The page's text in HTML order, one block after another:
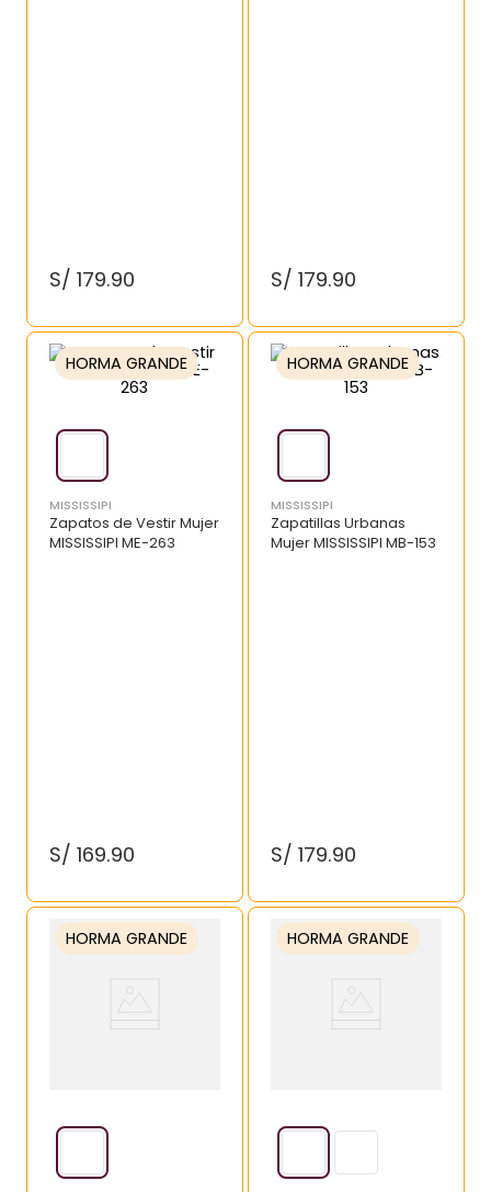
S/ 179.90 S/ 179.90
HORMA GRANDE
MISSISSIPI
Zapatos de Vestir Mujer
MISSISSIPI ME-263
S/ 169.90
HORMA GRANDE
MISSISSIPI
Zapatillas Urbanas
Mujer MISSISSIPI MB-153
S/ 179.90
HORMA GRANDE HORMA GRANDE